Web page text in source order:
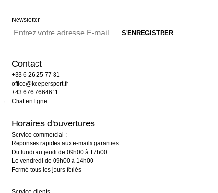
Newsletter
Contact
+33 6 26 25 77 81
office@keepersport.fr
+43 676 7664611
Chat en ligne
Horaires d'ouvertures
Service commercial :
Réponses rapides aux e-mails garanties
Du lundi au jeudi de 09h00 à 17h00
Le vendredi de 09h00 à 14h00
Fermé tous les jours fériés
Service clients